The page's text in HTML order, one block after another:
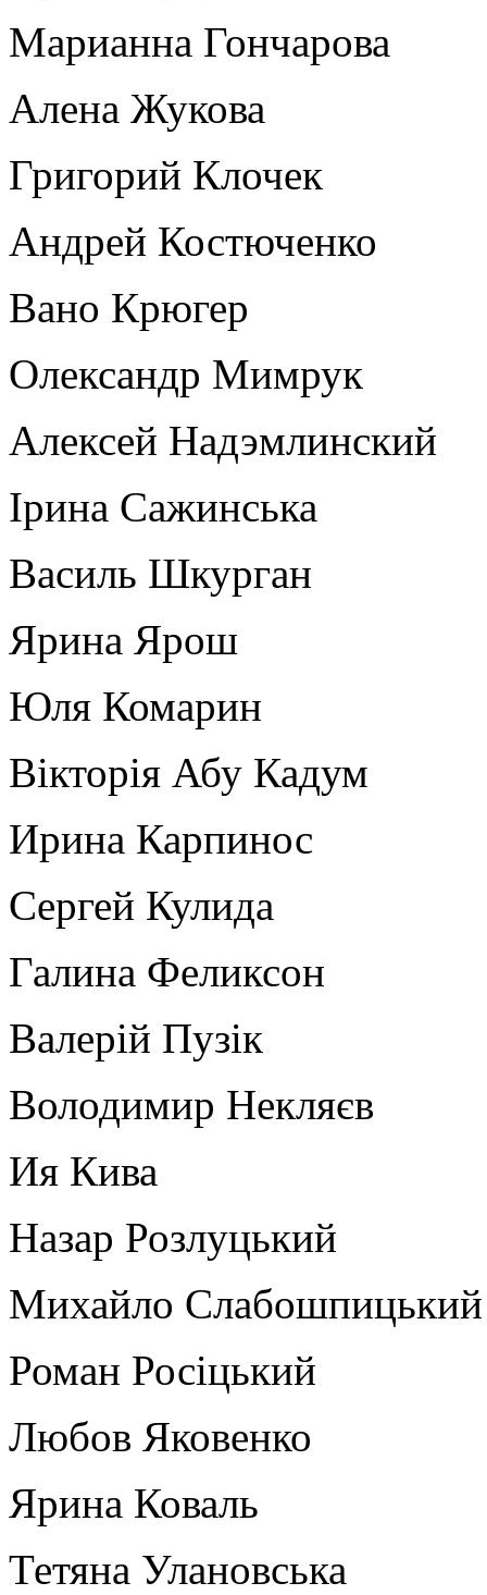
Марианна Гончарова
Алена Жукова
Григорий Клочек
Андрей Костюченко
Вано Крюгер
Олександр Мимрук
Алексей Надэмлинский
Ірина Сажинська
Василь Шкурган
Ярина Ярош
Юля Комарин
Вікторія Абу Кадум
Ирина Карпинос
Сергей Кулида
Галина Феликсон
Валерій Пузік
Володимир Некляєв
Ия Кива
Назар Розлуцький
Михайло Слабошпицький
Роман Росіцький
Любов Яковенко
Ярина Коваль
Тетяна Улановська